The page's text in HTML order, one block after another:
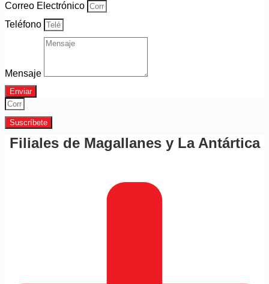
Correo Electrónico
Teléfono
Mensaje
Enviar
Suscríbete
Filiales de Magallanes y La Antártica